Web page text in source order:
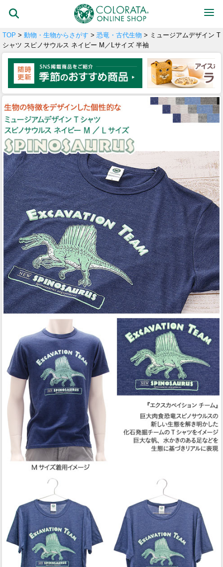
TOP > 動物・生物からさがす > 恐竜・古代生物 > ミュージアムデザイン T
シャツ スピノサウルス ネイビー M／Lサイズ 半袖